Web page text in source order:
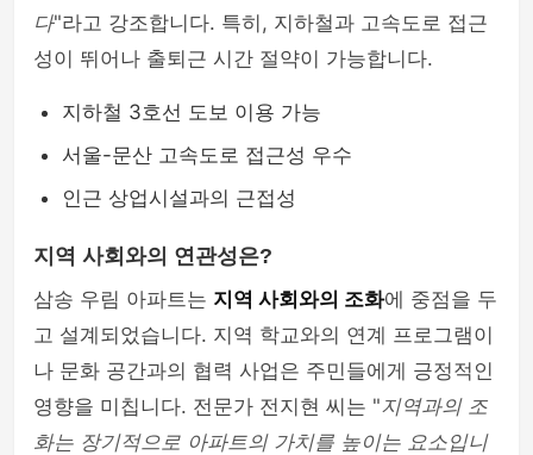
다"라고 강조합니다. 특히, 지하철과 고속도로 접근
성이 뛰어나 출퇴근 시간 절약이 가능합니다.
지하철 3호선 도보 이용 가능
서울-문산 고속도로 접근성 우수
인근 상업시설과의 근접성
지역 사회와의 연관성은?
삼송 우림 아파트는 지역 사회와의 조화에 중점을 두
고 설계되었습니다. 지역 학교와의 연계 프로그램이
나 문화 공간과의 협력 사업은 주민들에게 긍정적인
영향을 미칩니다. 전문가 전지현 씨는 "지역과의 조
화는 장기적으로 아파트의 가치를 높이는 요소입니